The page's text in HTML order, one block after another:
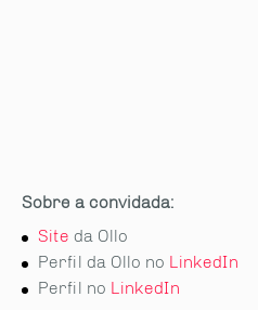
Sobre a convidada:
Site da Ollo
Perfil da Ollo no LinkedIn
Perfil no LinkedIn